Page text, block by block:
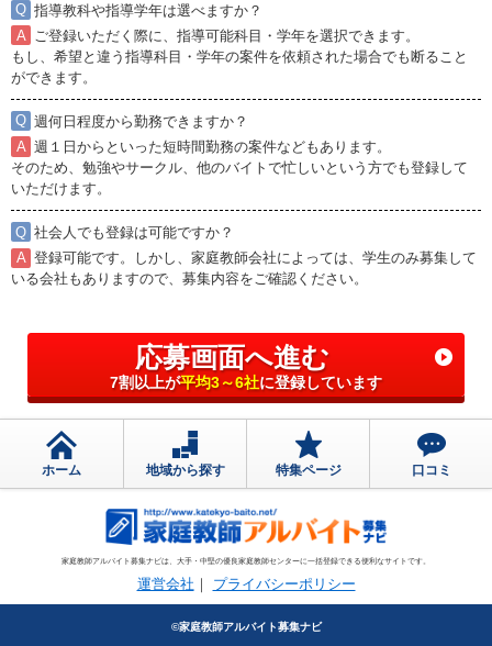
指導教科や指導学年は選べますか？
ご登録いただく際に、指導可能科目・学年を選択できます。
もし、希望と違う指導科目・学年の案件を依頼された場合でも断ること
ができます。
週何日程度から勤務できますか？
週１日からといった短時間勤務の案件などもあります。
そのため、勉強やサークル、他のバイトで忙しいという方でも登録して
いただけます。
社会人でも登録は可能ですか？
登録可能です。しかし、家庭教師会社によっては、学生のみ募集して
いる会社もありますので、募集内容をご確認ください。
応募画面へ進む
7割以上が平均3～6社に登録しています
ホーム 地域から探す 特集ページ 口コミ
家庭教師アルバイト募集ナビは、大手・中堅の優良家庭教師センターに一括登録できる便利なサイトです。
運営会社 プライバシーポリシー
©家庭教師アルバイト募集ナビ